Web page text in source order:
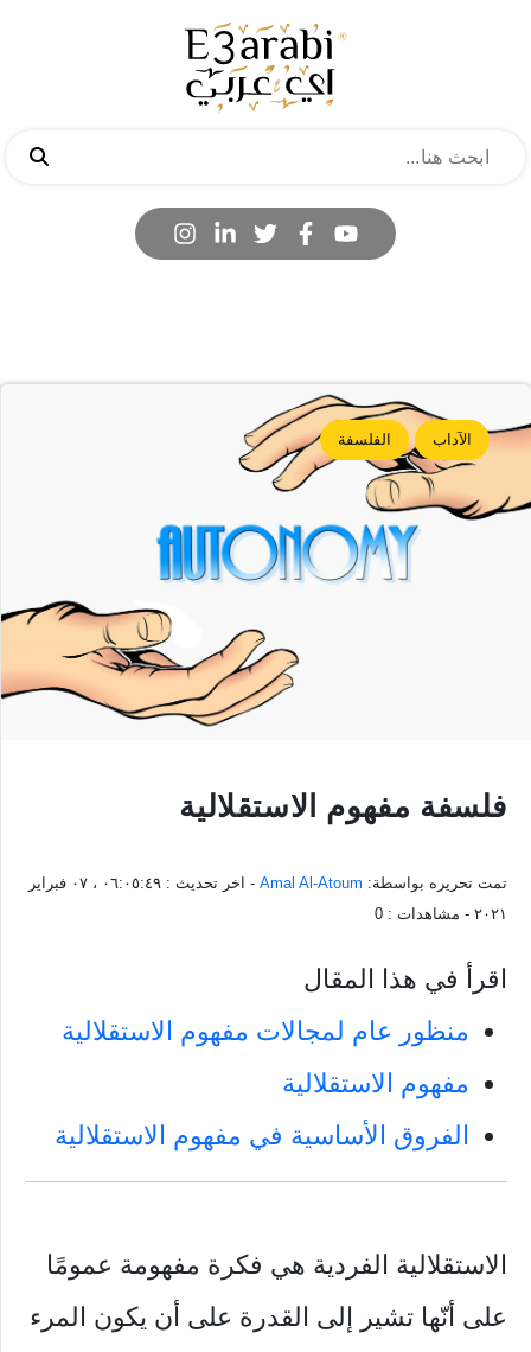
الآداب الفلسفة
فلسفة مفهوم الاستقلالية
تمت تحريره بواسطة: Amal Al-Atoum - اخر تحديث :
٠٦:٠٥:٤٩ ، ٠٧ فبراير
٢٠٢١ - مشاهدات : 0
اقرأ في هذا المقال
منظور عام لمجالات مفهوم الاستقلالية
مفهوم الاستقلالية
الفروق الأساسية في مفهوم الاستقلالية
الاستقلالية الفردية هي فكرة مفهومة عمومًا
على أنّها تشير إلى القدرة على أن يكون المرء